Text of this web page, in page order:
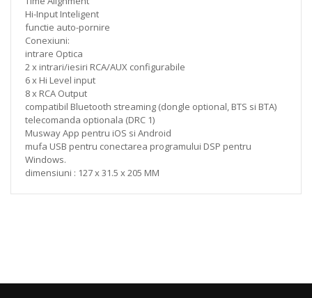
Hi-Input Inteligent
functie auto-pornire
Conexiuni:
intrare Optica
2 x intrari/iesiri RCA/AUX configurabile
6 x Hi Level input
8 x RCA Output
compatibil Bluetooth streaming (dongle optional, BTS si BTA)
telecomanda optionala (DRC 1)
Musway App pentru iOS si Android
mufa USB pentru conectarea programului DSP pentru
Windows.
dimensiuni : 127 x 31.5 x 205 MM